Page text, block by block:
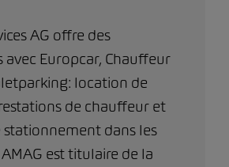
AG offre des
avec Europcar, Chauffeur
location de
de chauffeur et
stationnement dans les
est titulaire de la